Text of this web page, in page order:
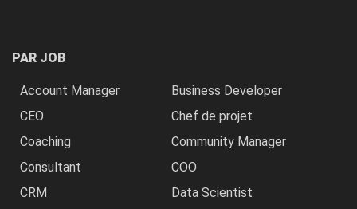
PAR JOB
Account Manager
Business Developer
CEO
Chef de projet
Coaching
Community Manager
Consultant
COO
CRM
Data Scientist